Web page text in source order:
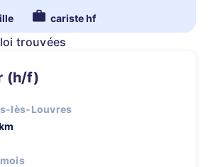
cariste hf
trouvées
(h/f)
lès-Louvres